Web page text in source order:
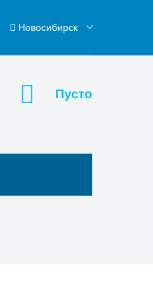
Новосибирск
Пусто